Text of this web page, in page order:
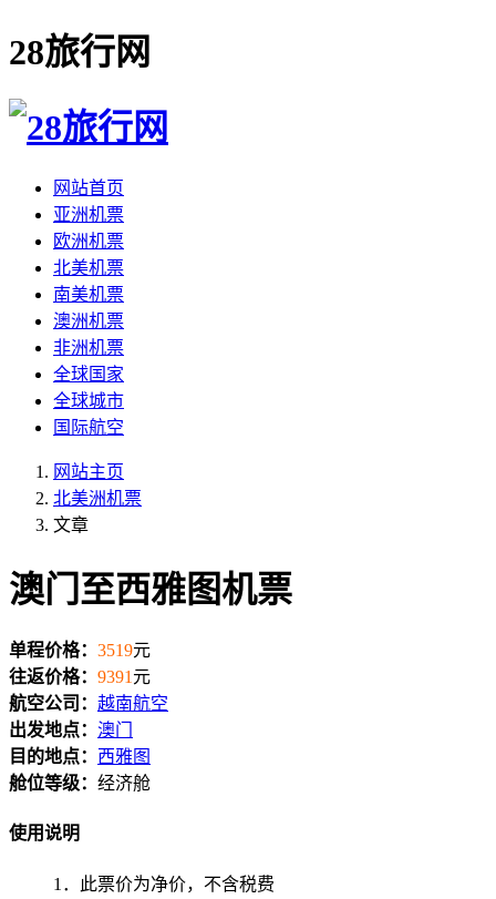
28旅行网
网站首页
亚洲机票
欧洲机票
北美机票
南美机票
澳洲机票
非洲机票
全球国家
全球城市
国际航空
网站主页
北美洲机票
文章
澳门至西雅图机票
单程价格： 3519元
往返价格： 9391 元
航空公司： 越南航空
出发地点： 澳门
目的地点： 西雅图
舱位等级： 经济舱
使用说明
1．此票价为净价，不含税费